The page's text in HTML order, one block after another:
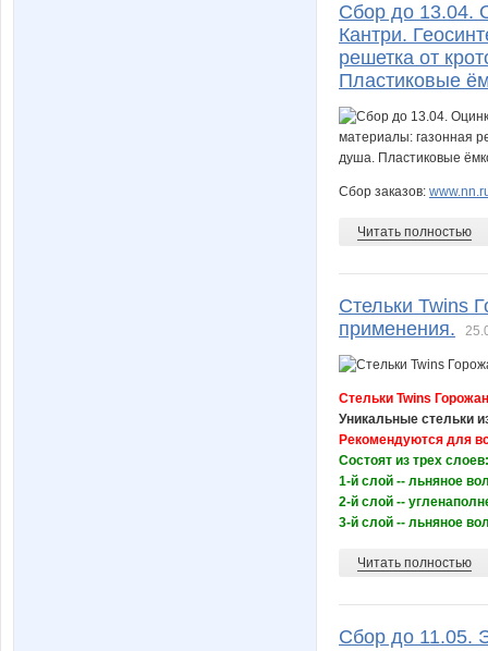
Сбор до 13.04.
Кантри.
решетка от
Пластиковые
Сбор заказов:
Читать полностью
Стельки Twins
применения.
Стельки Twins
Уникальные стельки
Рекомендуются для
Состоят из трех слоев:
1-й слой -- льняное
2-й слой --
3-й слой -- льняное
Читать полностью
Сбор до 11.05.